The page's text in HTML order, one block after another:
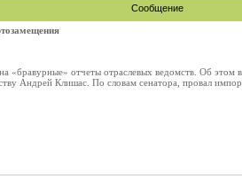
Сообщение
отчеты отраслевых ведомств. Об этом в
Андрей Клишас. По словам сенатора, провал